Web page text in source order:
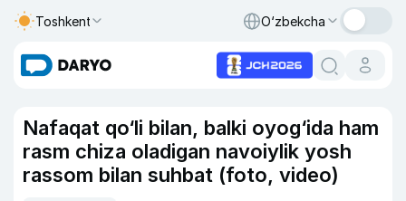
Toshkent O‘zbekcha
Nafaqat qo‘li bilan, balki oyog‘ida ham
rasm chiza oladigan navoiylik yosh
rassom bilan suhbat (foto, video)